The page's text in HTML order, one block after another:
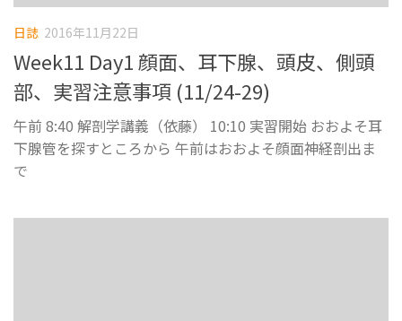
日誌 2016年11月22日
Week11 Day1 顔面、耳下腺、頭皮、側頭
部、実習注意事項 (11/24-29)
午前 8:40 解剖学講義（依藤） 10:10 実習開始 おおよそ耳
下腺管を探すところから 午前はおおよそ顔面神経剖出ま
で